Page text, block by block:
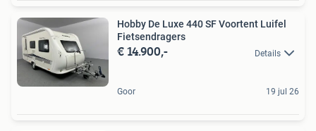
Hobby De Luxe 440 SF Voortent Luifel
Fietsendragers
€ 14.900,- Details
Goor 19 jul 26